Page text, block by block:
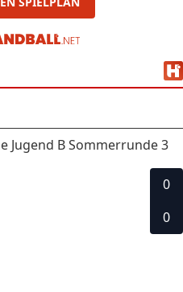
Jugend B Sommerrunde 3
0
0